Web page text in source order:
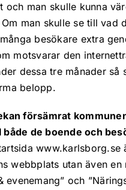
och man skulle kunna
man skulle se till vad
besökare extra
motsvarar den
dessa tre månader så
belopp.
försämrat
de boende och
www.karlsborg.se
webbplats utan även en
evenemang” och